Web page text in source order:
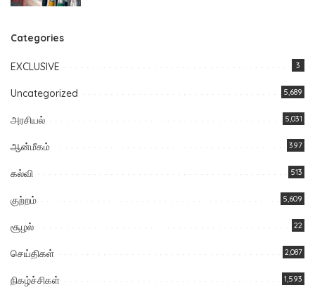
Categories
EXCLUSIVE 3
Uncategorized 5,689
அரசியல் 5,031
ஆன்மீகம் 397
கல்வி 513
குற்றம் 5,609
சூழல் 22
செய்திகள் 2,087
நிகழ்ச்சிகள் 1,593